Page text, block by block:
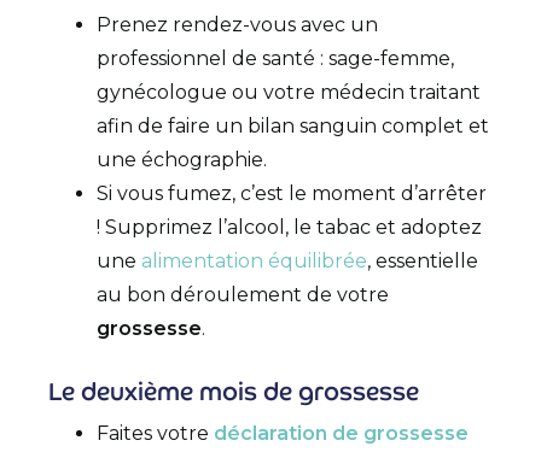
Prenez rendez-vous avec un
professionnel de santé : sage-femme,
gynécologue ou votre médecin traitant
afin de faire un bilan sanguin complet et
une échographie.
Si vous fumez, c’est le moment d’arrêter
! Supprimez l’alcool, le tabac et adoptez
une alimentation équilibrée, essentielle
au bon déroulement de votre
grossesse.
Le deuxième mois de grossesse
Faites votre déclaration de grossesse